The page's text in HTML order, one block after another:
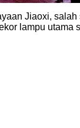
Jiaoxi, salah
lampu utama